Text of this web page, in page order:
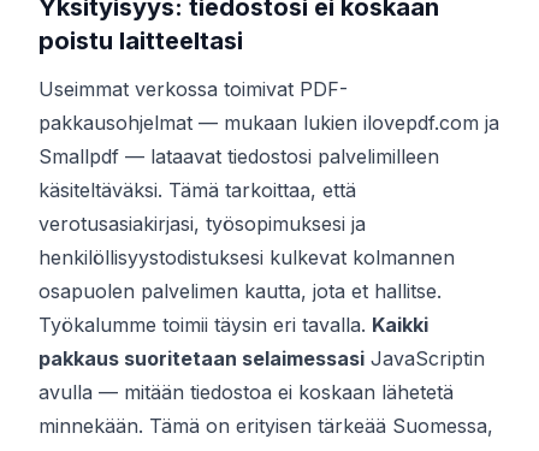
Yksityisyys: tiedostosi ei koskaan
poistu laitteeltasi
Useimmat verkossa toimivat PDF-
pakkausohjelmat — mukaan lukien ilovepdf.com ja
Smallpdf — lataavat tiedostosi palvelimilleen
käsiteltäväksi. Tämä tarkoittaa, että
verotusasiakirjasi, työsopimuksesi ja
henkilöllisyystodistuksesi kulkevat kolmannen
osapuolen palvelimen kautta, jota et hallitse.
Työkalumme toimii täysin eri tavalla. Kaikki
pakkaus suoritetaan selaimessasi JavaScriptin
avulla — mitään tiedostoa ei koskaan lähetetä
minnekään. Tämä on erityisen tärkeää Suomessa,